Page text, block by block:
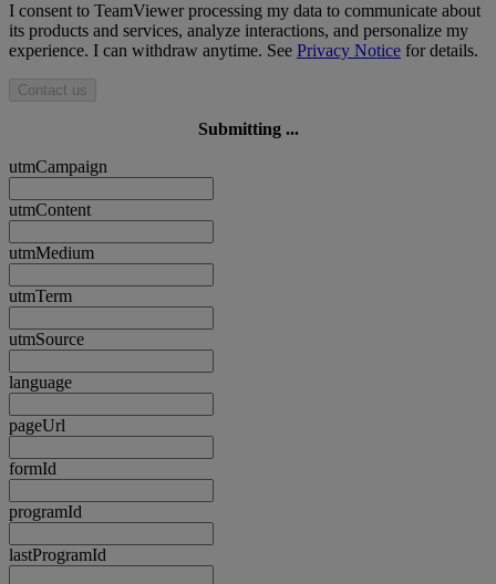
I consent to TeamViewer processing my data to communicate about
its products and services, analyze interactions, and personalize my
experience. I can withdraw anytime. See Privacy Notice for details.
Contact us
Submitting ...
utmCampaign
utmContent
utmMedium
utmTerm
utmSource
language
pageUrl
formId
programId
lastProgramId